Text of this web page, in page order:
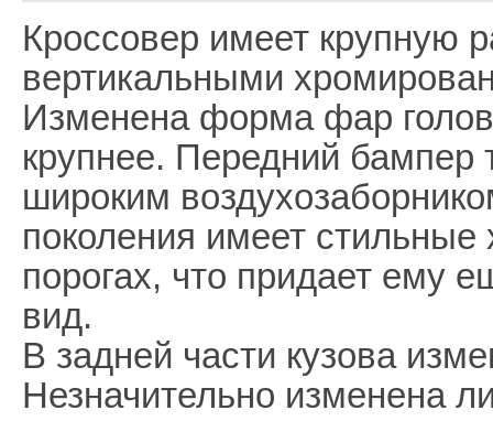
Кроссовер имеет крупную
вертикальными
Изменена форма фар
крупнее. Передний
широким
поколения имеет
порогах, что придает ему
вид.
В задней части кузова
Незначительно изменена